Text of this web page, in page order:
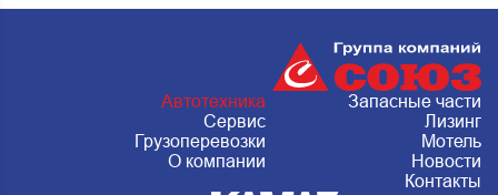
Республика Татарстан, г. Набережные
челны, Металлургическая 15, стр.2
c 8.00 до 20.00, без перерыва и выходных
+7 (903) 061 66 66
Автотехника
Запасные части
Сервис
Лизинг
Грузоперевозки
Мотель
О компании
Новости
Контакты